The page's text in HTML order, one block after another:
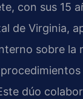
con sus 15
de Virginia,
sobre la
dúo